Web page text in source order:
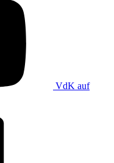
VdK auf